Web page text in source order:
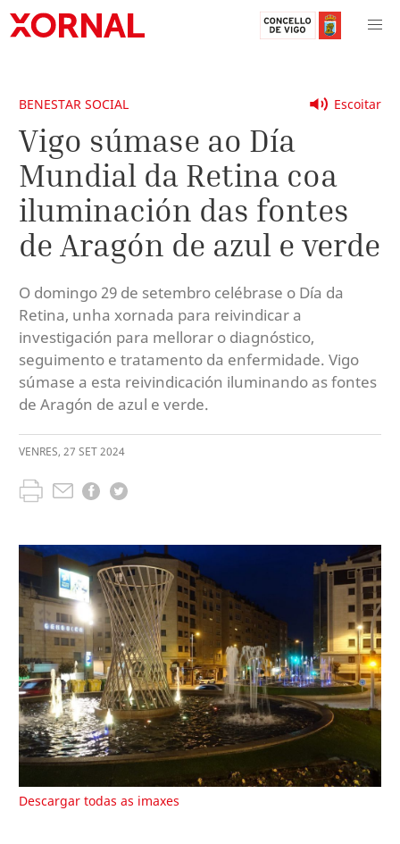
Escoitar
BENESTAR SOCIAL
Vigo súmase ao Día
Mundial da Retina coa
iluminación das fontes
de Aragón de azul e verde
O domingo 29 de setembro celébrase o Día da
Retina, unha xornada para reivindicar a
investigación para mellorar o diagnóstico,
seguimento e tratamento da enfermidade. Vigo
súmase a esta reivindicación iluminando as fontes
de Aragón de azul e verde.
VENRES, 27 SET2024
Descargar todas as imaxes